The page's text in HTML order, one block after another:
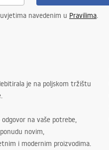
navedenim u Pravilima.
je na poljskom tržištu
odgovor na vaše potrebe,
novim,
i modernim proizvodima.